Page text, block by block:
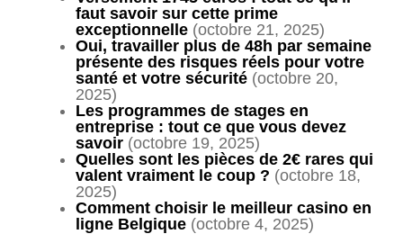
faut savoir sur cette prime
exceptionnelle (octobre 21, 2025)
Oui, travailler plus de 48h par semaine
présente des risques réels pour votre
santé et votre sécurité (octobre 20,
2025)
Les programmes de stages en
entreprise : tout ce que vous devez
savoir (octobre 19, 2025)
Quelles sont les pièces de 2€ rares qui
valent vraiment le coup ? (octobre 18,
2025)
Comment choisir le meilleur casino en
ligne Belgique (octobre 4, 2025)